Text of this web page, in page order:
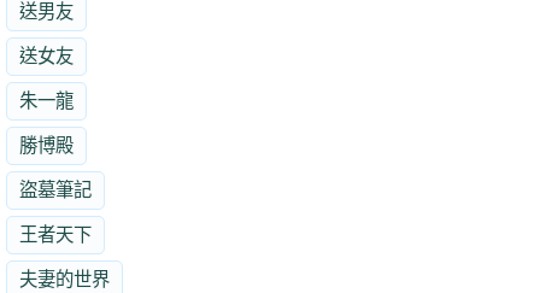
送男友
送女友
朱一龍
勝博殿
盜墓筆記
王者天下
夫妻的世界